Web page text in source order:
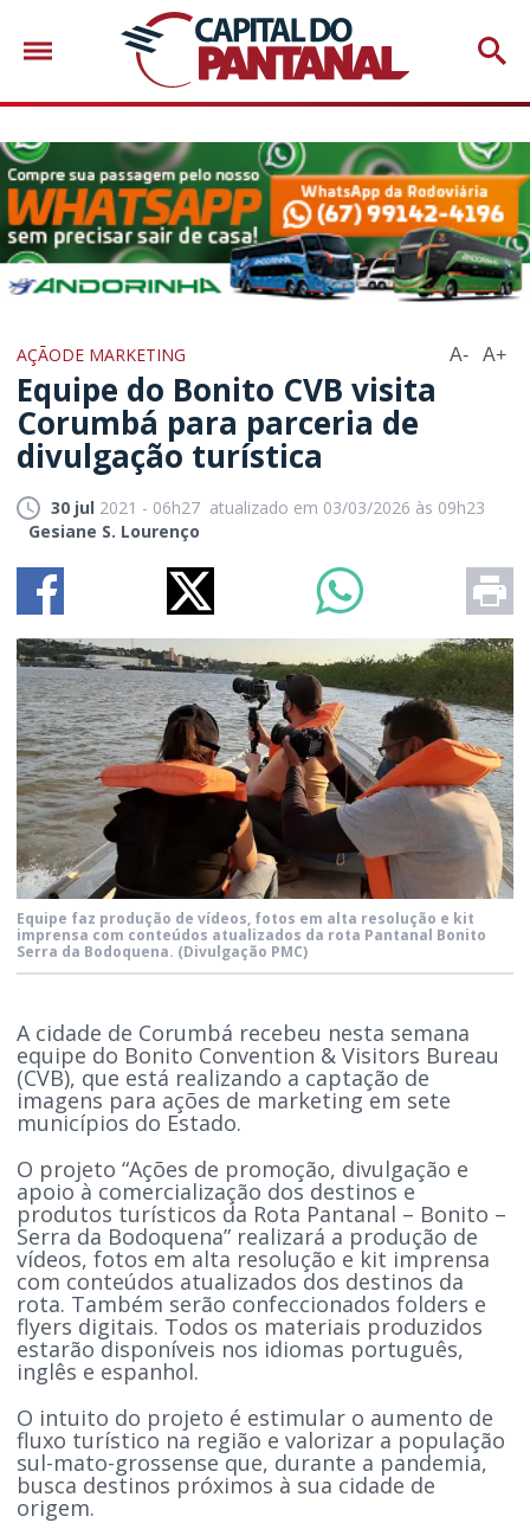
AÇÃODE MARKETING A- A+
Equipe do Bonito CVB visita
Corumbá para parceria de
divulgação turística
30 jul 2021 - 06h27 atualizado em 03/03/2026 às 09h23
Gesiane S. Lourenço
Equipe faz produção de vídeos, fotos em alta resolução e kit
imprensa com conteúdos atualizados da rota Pantanal Bonito
Serra da Bodoquena. (Divulgação PMC)
A cidade de Corumbá recebeu nesta semana
equipe do Bonito Convention & Visitors Bureau
(CVB), que está realizando a captação de
imagens para ações de marketing em sete
municípios do Estado.
O projeto “Ações de promoção, divulgação e
apoio à comercialização dos destinos e
produtos turísticos da Rota Pantanal – Bonito –
Serra da Bodoquena” realizará a produção de
vídeos, fotos em alta resolução e kit imprensa
com conteúdos atualizados dos destinos da
rota. Também serão confeccionados folders e
flyers digitais. Todos os materiais produzidos
estarão disponíveis nos idiomas português,
inglês e espanhol.
O intuito do projeto é estimular o aumento de
fluxo turístico na região e valorizar a população
sul-mato-grossense que, durante a pandemia,
busca destinos próximos à sua cidade de
origem.